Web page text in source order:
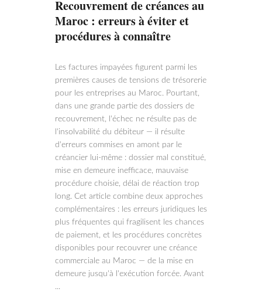
Recouvrement de créances au
Maroc : erreurs à éviter et
procédures à connaître
Les factures impayées figurent parmi les
premières causes de tensions de trésorerie
pour les entreprises au Maroc. Pourtant,
dans une grande partie des dossiers de
recouvrement, l'échec ne résulte pas de
l'insolvabilité du débiteur — il résulte
d'erreurs commises en amont par le
créancier lui-même : dossier mal constitué,
mise en demeure inefficace, mauvaise
procédure choisie, délai de réaction trop
long. Cet article combine deux approches
complémentaires : les erreurs juridiques les
plus fréquentes qui fragilisent les chances
de paiement, et les procédures concrètes
disponibles pour recouvrer une créance
commerciale au Maroc — de la mise en
demeure jusqu'à l'exécution forcée. Avant